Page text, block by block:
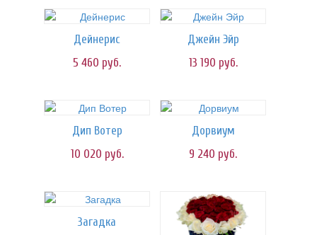
Дейнерис
5 460 руб.
Джейн Эйр
13 190 руб.
Дип Вотер
10 020 руб.
Дорвиум
9 240 руб.
Загадка